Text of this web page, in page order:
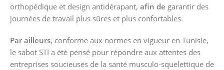
orthopédique et design antidérapant, afin de garantir des
journées de travail plus sûres et plus confortables.
Par ailleurs, conforme aux normes en vigueur en Tunisie,
le sabot STI a été pensé pour répondre aux attentes des
entreprises soucieuses de la santé musculo-squelettique de